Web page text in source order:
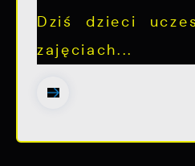
Dziś dzieci
zajęciach...